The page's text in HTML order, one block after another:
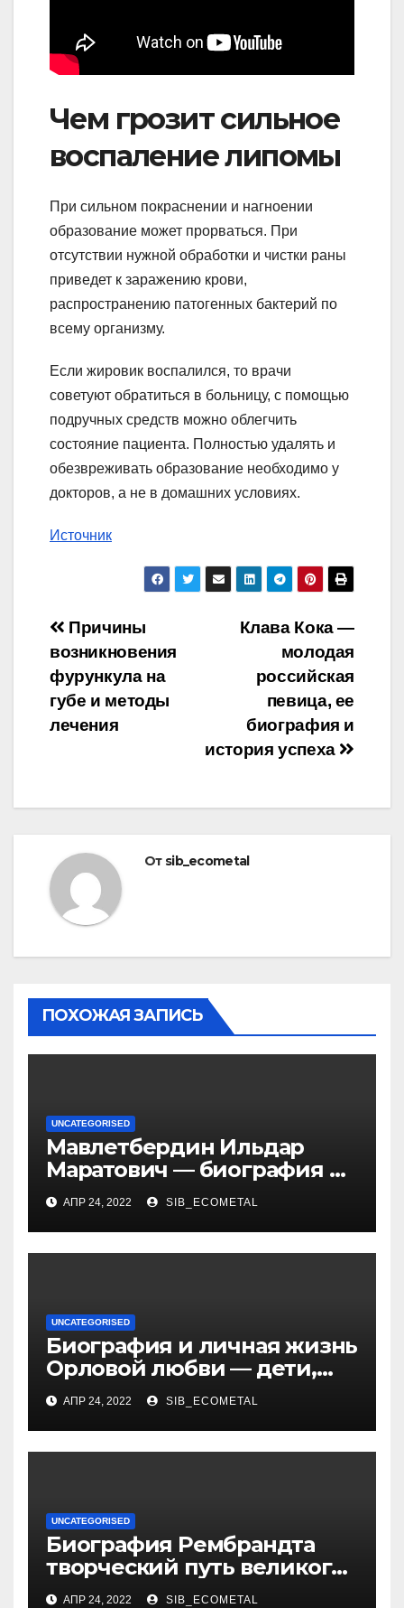
Чем грозит сильное
воспаление липомы
При сильном покраснении и нагноении
образование может прорваться. При
отсутствии нужной обработки и чистки раны
приведет к заражению крови,
распространению патогенных бактерий по
всему организму.
Если жировик воспалился, то врачи
советуют обратиться в больницу, с помощью
подручных средств можно облегчить
состояние пациента. Полностью удалять и
обезвреживать образование необходимо у
докторов, а не в домашних условиях.
Источник
Навигация
по
записям
Клава Кока —
молодая
российская
певица, ее
биография и
история успеха
Причины
возникновения
фурункула на
губе и методы
лечения
От sib_ecometal
ПОХОЖАЯ ЗАПИСЬ
UNCATEGORISED
Мавлетбердин Ильдар
Маратович — биография и
достижения талантливого
российского политика и
бизнесмена
АПР 24, 2022 SIB_ECOMETAL
UNCATEGORISED
Биография и личная жизнь
Орловой любви — дети,
достижения, семейные
радости
АПР 24, 2022 SIB_ECOMETAL
UNCATEGORISED
Биография Рембрандта
творческий путь великого
художника
АПР 24, 2022 SIB_ECOMETAL